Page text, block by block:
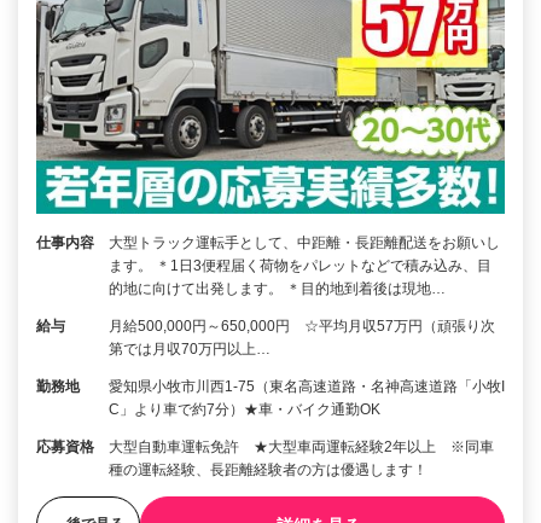
仕事内容
大型トラック運転手として、中距離・長距離配送をお願いし
ます。 ＊1日3便程届く荷物をパレットなどで積み込み、目
的地に向けて出発します。 ＊目的地到着後は現地…
給与
月給500,000円～650,000円 ☆平均月収57万円（頑張り次
第では月収70万円以上…
勤務地
愛知県小牧市川西1-75（東名高速道路・名神高速道路「小牧I
C」より車で約7分）★車・バイク通勤OK
応募資格
大型自動車運転免許 ★大型車両運転経験2年以上 ※同車
種の運転経験、長距離経験者の方は優遇します！